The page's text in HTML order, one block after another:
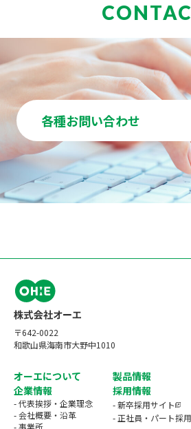
各種お問い合わせ
〒642-0022
和歌山県海南市大野中1010
オーエについて
製品情報
企業情報
- 代表挨拶・企業理念
- 会社概要・沿革
採用情報
- 新卒採用サイト
- 正社員・パート採用